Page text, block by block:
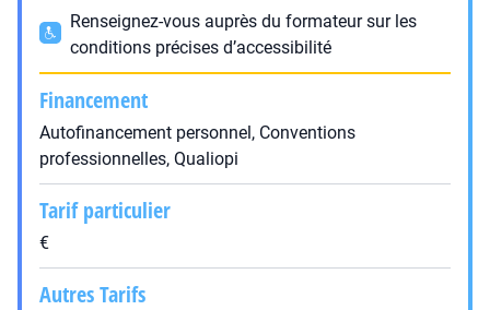
Renseignez-vous auprès du formateur sur les
conditions précises d’accessibilité
Financement
Autofinancement personnel, Conventions
professionnelles, Qualiopi
Tarif particulier
€
Autres Tarifs